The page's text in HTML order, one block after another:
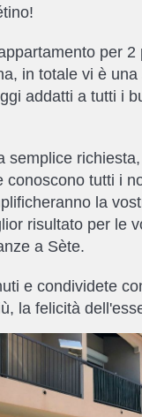
per 2
in totale vi è una
addatti a tutti i
semplice
conoscono tutti i
la
risultato per le
a Sète.
e condividete
la felicità